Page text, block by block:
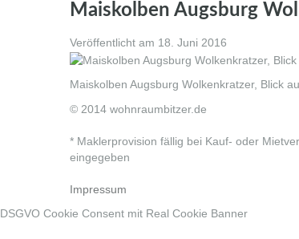
Maiskolben Augsburg
Veröffentlicht am 18. Juni 2016
Maiskolben Augsburg Wolkenkratzer, Blick
© 2014 wohnraumbitzer.de
* Maklerprovision fällig bei Kauf- oder
eingegeben
Impressum
DSGVO Cookie Consent mit Real Cookie Banner